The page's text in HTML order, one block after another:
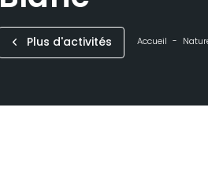
Plus d'activités Accueil